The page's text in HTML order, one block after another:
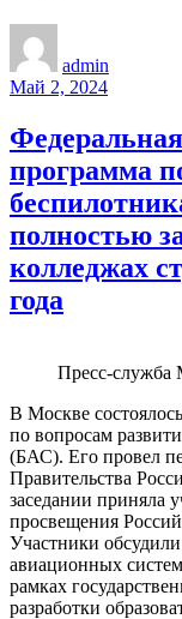
admin
Май 2, 2024
программа
полностью
колледжах
года
Пресс-служба
В Москве
по вопросам
(БАС). Его провел
Правительства
заседании приняла
просвещения
Участники
авиационных
рамках
разработки